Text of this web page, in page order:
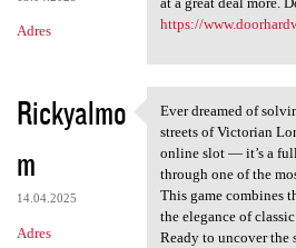
Adres
https://
Rickyalmo
m
14.04.2025
Adres
Ever dreamed of
Ever dreamed of
streets of Victorian
online slot — it’s a
through one of the
This game combines
the elegance of
Ready to uncover the